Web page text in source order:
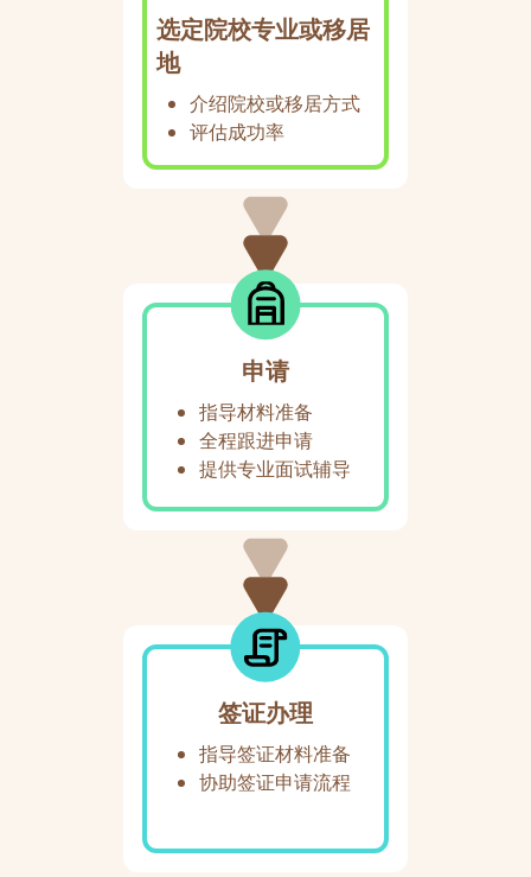
选定院校专业或移居
地
介绍院校或移居方式
评估成功率
申请
指导材料准备
全程跟进申请
提供专业面试辅导
签证办理
指导签证材料准备
协助签证申请流程